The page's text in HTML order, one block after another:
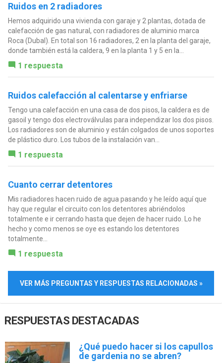
Ruidos en 2 radiadores
Hemos adquirido una vivienda con garaje y 2 plantas, dotada de
calefacción de gas natural, con radiadores de aluminio marca
Roca (Dubal). En total son 16 radiadores, 2 en la planta del garaje,
donde también está la caldera, 9 en la planta 1 y 5 en la...
1 respuesta
Ruidos calefacción al calentarse y enfriarse
Tengo una calefacción en una casa de dos pisos, la caldera es de
gasoil y tengo dos electroválvulas para independizar los dos pisos.
Los radiadores son de aluminio y están colgados de unos soportes
de plástico duro. Los tubos de la instalación van...
1 respuesta
Cuanto cerrar detentores
Mis radiadores hacen ruido de agua pasando y he leído aquí que
hay que regular el circuito con los detentores abriéndolos
totalmente e ir cerrando hasta que dejen de hacer ruido. Lo he
hecho y como menos se oye es estando los detentores
totalmente...
1 respuesta
VER MÁS PREGUNTAS Y RESPUESTAS RELACIONADAS »
RESPUESTAS DESTACADAS
¿Qué puedo hacer si los capullos
de gardenia no se abren?